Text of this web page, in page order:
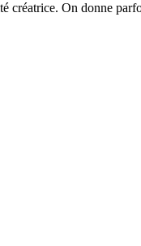
créatrice. On donne